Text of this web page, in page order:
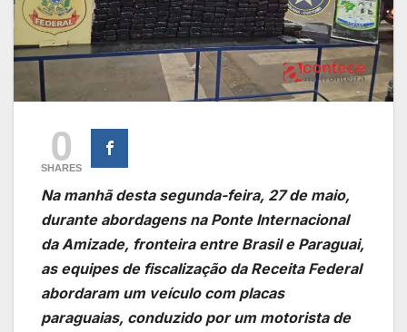
0
SHARES
Na manhã desta segunda-feira, 27 de maio,
durante abordagens na Ponte Internacional
da Amizade, fronteira entre Brasil e Paraguai,
as equipes de fiscalização da Receita Federal
abordaram um veículo com placas
paraguaias, conduzido por um motorista de